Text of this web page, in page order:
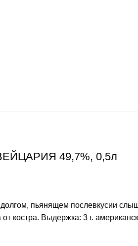
49,7%, 0,5л
пьянящем послевкусии
костра. Выдержка: 3 г.